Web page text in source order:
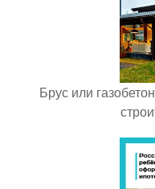
Брус или